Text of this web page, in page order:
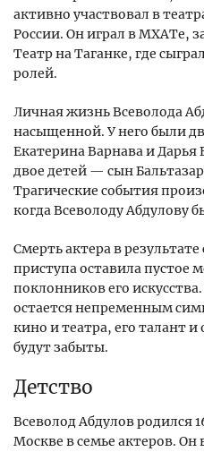
активно участвовал в
России. Он играл в МХАТе,
Театр на Таганке, где
ролей.
Личная жизнь Всеволода
насыщенной. У него были
Екатерина Варнава и Дарья
двое детей — сын
Трагические события
когда Всеволоду Абдулову
Смерть актера в результате
приступа оставила пустое
поклонников его
остается непременным
кино и театра, его талант и
будут забыты.
Детство
Всеволод Абдулов родился
Москве в семье актеров. Он